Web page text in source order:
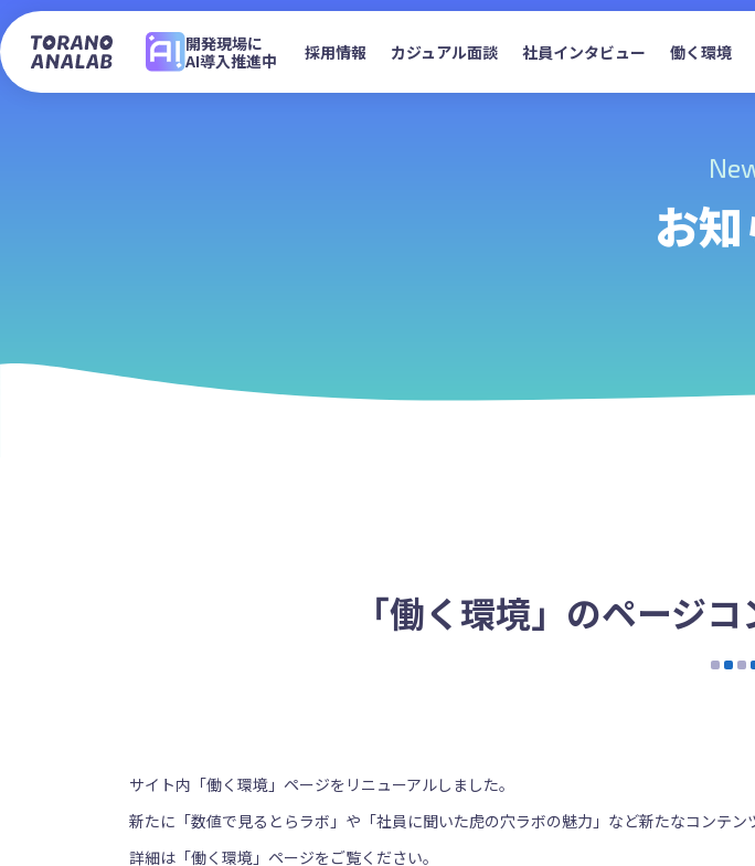
開発現場に
AI導入推進中
採用情報 カジュアル面談 社員インタビュー 働く環境
お
「働く環境」のページ
サイト内「働く環境」ページをリニューアルしました。
新たに「数値で見るとらラボ」や「社員に聞いた虎の穴ラボの魅力」など新たなコンテン
詳細は「働く環境」ページをご覧ください。